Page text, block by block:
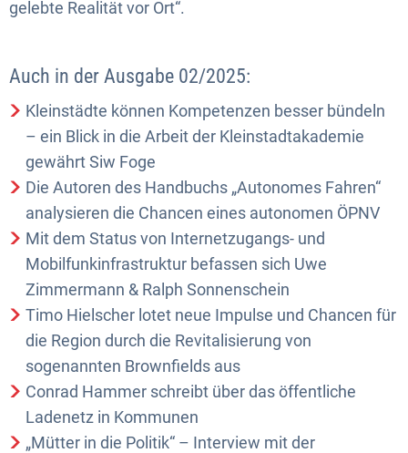
gelebte Realität vor Ort“.
Auch in der Ausgabe 02/2025:
Kleinstädte können Kompetenzen besser bündeln
– ein Blick in die Arbeit der Kleinstadtakademie
gewährt Siw Foge
Die Autoren des Handbuchs „Autonomes Fahren“
analysieren die Chancen eines autonomen ÖPNV
Mit dem Status von Internetzugangs- und
Mobilfunkinfrastruktur befassen sich Uwe
Zimmermann & Ralph Sonnenschein
Timo Hielscher lotet neue Impulse und Chancen für
die Region durch die Revitalisierung von
sogenannten Brownfields aus
Conrad Hammer schreibt über das öffentliche
Ladenetz in Kommunen
„Mütter in die Politik“ – Interview mit der